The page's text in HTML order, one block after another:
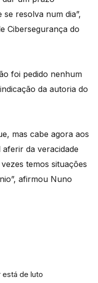
resolva num dia”,
Cibersegurança do
foi pedido nenhum
da autoria do
mas cabe agora aos
da veracidade
temos situações
afirmou Nuno
está de luto